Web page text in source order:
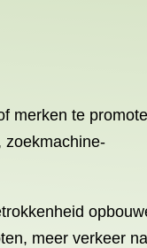
merken te
zoekmachine-
meer verkeer